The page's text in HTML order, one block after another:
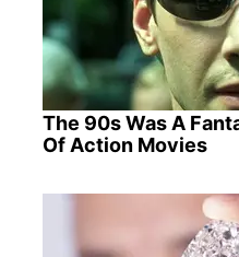
The 90s Was A
Of Action Movies